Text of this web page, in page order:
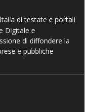
di testate e portali
Digitale e
di diffondere la
e pubbliche